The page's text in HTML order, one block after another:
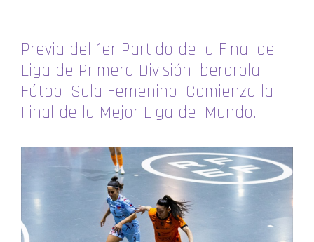
Previa del 1er Partido de la Final de
Liga de Primera División Iberdrola
Fútbol Sala Femenino: Comienza la
Final de la Mejor Liga del Mundo.